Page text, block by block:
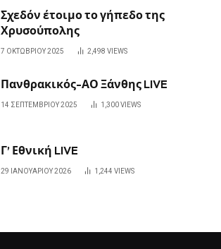
Σχεδόν έτοιμο το γήπεδο της
Χρυσούπολης
7 ΟΚΤΩΒΡΊΟΥ 2025 2,498 VIEWS
Πανθρακικός-ΑΟ Ξάνθης LIVE
14 ΣΕΠΤΕΜΒΡΊΟΥ 2025 1,300VIEWS
Γ’ Εθνική LIVE
29 ΙΑΝΟΥΑΡΊΟΥ 2026 1,244 VIEWS